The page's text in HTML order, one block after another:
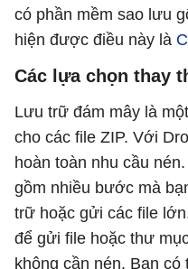
có phần mềm sao lưu
hiện được điều này là
Các lựa chọn thay
Lưu trữ đám mây là
cho các file ZIP. Với
hoàn toàn nhu cầu
gồm nhiều bước mà
trữ hoặc gửi các file
để gửi file hoặc thư
không cần nén. Bạn